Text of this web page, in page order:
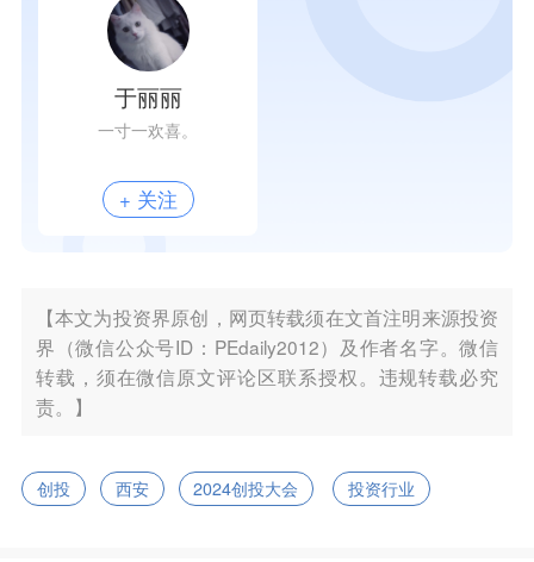
于丽丽
一寸一欢喜。
+ 关注
【本文为投资界原创，网页转载须在文首注明来源投资
界（微信公众号ID：PEdaily2012）及作者名字。微信
转载，须在微信原文评论区联系授权。违规转载必究
责。】
创投 西安 2024创投大会 投资行业